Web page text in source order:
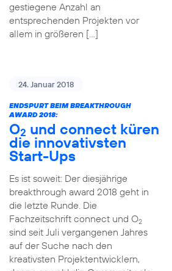
gestiegene Anzahl an
entsprechenden Projekten vor
allem in größeren […]
24. Januar 2018
ENDSPURT BEIM BREAKTHROUGH
AWARD 2018:
O2 und connect küren
die innovativsten
Start-Ups
Es ist soweit: Der diesjährige
breakthrough award 2018 geht in
die letzte Runde. Die
Fachzeitschrift connect und O2
sind seit Juli vergangenen Jahres
auf der Suche nach den
kreativsten Projektentwicklern,